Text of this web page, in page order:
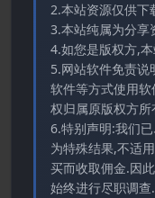
2.本站资源仅供下
3.本站纯属为分享
4.如您是版权方,
5.网站软件免责说
软件等方式使用
权归属原版权方
6.特别声明:我们
为特殊结果,不适
买而收取佣金.因
始终进行尽职调